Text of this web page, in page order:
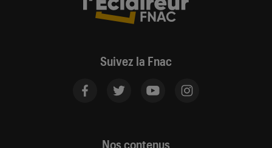
Suivez la Fnac
Nos contenus